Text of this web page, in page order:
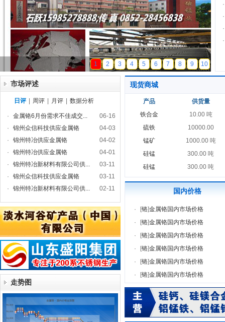
天磁锰业
1 2 3 4 5 6 7 8 9 10
·
·
·
·
市场评述
日评 周评 月评 数据分析
· 金属铬6月份需求不佳成交...
06-16
·
锦州众信科技供应金属铬
04-03
·
锦州特冶供应金属铬
04-02
·
锦州特冶供应金属铬
04-01
·
锦州特冶新材料有限公司供...
03-11
·
锦州众信科技供应金属铬
03-11
·
锦州特冶新材料有限公司供... 02-11
走势图
现货商城
产品
供货量
铁合金
10.00 吨
硫铁
10000.00
锰矿
1000.00 吨
硅锰
300.00 吨
硅锰
300.00 吨
国内价格
· [铬]金属铬国内市场价格
·
[铬]金属铬国内市场价格
·
[铬]金属铬国内市场价格
·
[铬]金属铬国内市场价格
·
[铬]金属铬国内市场价格
·
[铬]金属铬国内市场价格